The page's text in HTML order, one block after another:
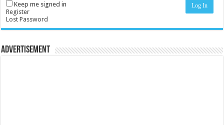
Keep me signed in Log In
Register
Lost Password
Advertisement